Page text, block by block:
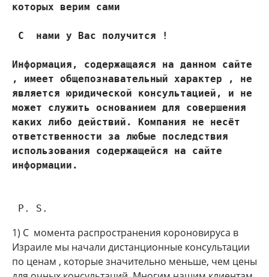
которых верим сами
С  нами у Вас получится !
Информация, содержащаяся на данном сайте
, имеет общепознавательный характер , не
является юридической консультацией, и не
может служить основанием для совершения
каких либо действий. Компания не несёт
ответственности за любые последствия
использования содержащейся на сайте
P. S.
1) С момента распространения короновируса в
Израиле мы начали дистанционные консультации
по ценам , которые значительно меньше, чем цены